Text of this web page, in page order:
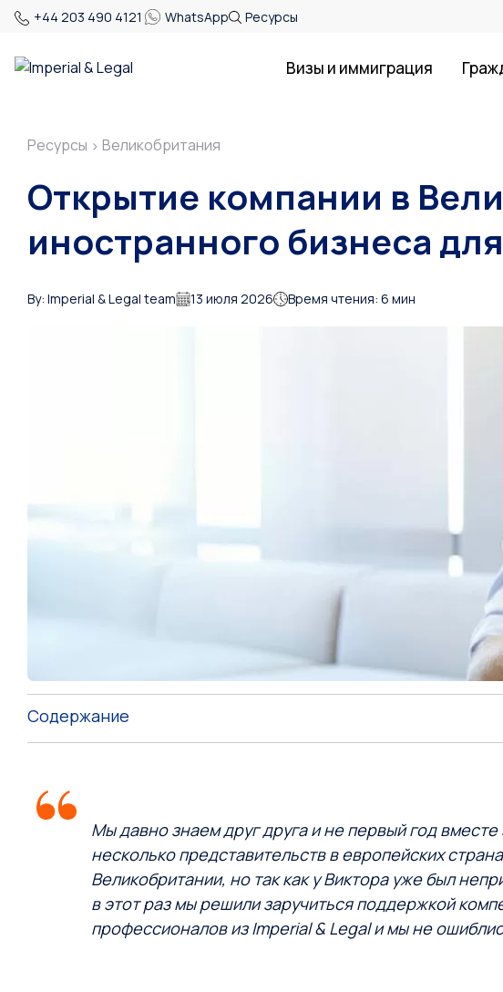
+44 203 490 4121 WhatsApp Ресурсы
Визы и иммиграция
Ресурсы > Великобритания
Открытие компании в
иностранного бизнеса
By: Imperial & Legal team 13 июля 2026 Время чтения: 6 мин
Содержание
Мы давно знаем друг друга и не первый год
несколько представительств в европейских
Великобритании, но так как у Виктора уже был
в этот раз мы решили заручиться поддержкой
профессионалов из Imperial & Legal и мы не